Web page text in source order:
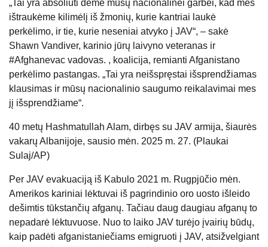
„Tai yra absoliuti dėmė mūsų nacionalinei garbei, kad mes
ištraukėme kilimėlį iš žmonių, kurie kantriai laukė
perkėlimo, ir tie, kurie neseniai atvyko į JAV“, – sakė
Shawn Vandiver, karinio jūrų laivyno veteranas ir
#Afghanevac vadovas. , koalicija, remianti Afganistano
perkėlimo pastangas. „Tai yra neišspręstai išsprendžiamas
klausimas ir mūsų nacionalinio saugumo reikalavimai mes
jį išsprendžiame“.
40 metų Hashmatullah Alam, dirbęs su JAV armija, šiaurės
vakarų Albanijoje, sausio mėn. 2025 m. 27. (Plaukai
Sulaj/AP)
Per JAV evakuaciją iš Kabulo 2021 m. Rugpjūčio mėn.
Amerikos kariniai lėktuvai iš pagrindinio oro uosto išleido
dešimtis tūkstančių afganų. Tačiau daug daugiau afganų to
nepadarė lėktuvuose. Nuo to laiko JAV turėjo įvairių būdų,
kaip padėti afganistaniečiams emigruoti į JAV, atsižvelgiant